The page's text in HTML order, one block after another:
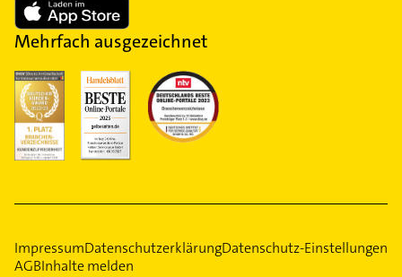
Mehrfach ausgezeichnet
ImpressumDatenschutzerklärungDatenschutz-Einstellungen
AGBInhalte melden